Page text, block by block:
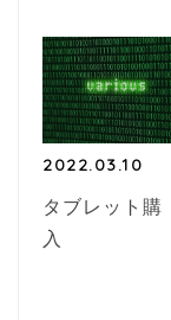
2022.03.10
タブレット購
入